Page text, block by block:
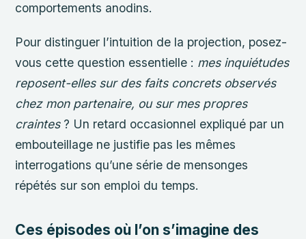
comportements anodins.
Pour distinguer l’intuition de la projection, posez-
vous cette question essentielle : mes inquiétudes
reposent-elles sur des faits concrets observés
chez mon partenaire, ou sur mes propres
craintes? Un retard occasionnel expliqué par un
embouteillage ne justifie pas les mêmes
interrogations qu’une série de mensonges
répétés sur son emploi du temps.
Ces épisodes où l’on s’imagine des